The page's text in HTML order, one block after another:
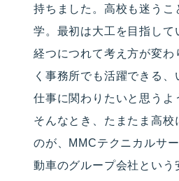
持ちました。高校も迷うこ
学。最初は大工を目指して
経つにつれて考え方が変わ
く事務所でも活躍できる
仕事に関わりたいと思うよ
そんなとき、たまたま高校
のが、MMCテクニカルサ
動車のグループ会社という